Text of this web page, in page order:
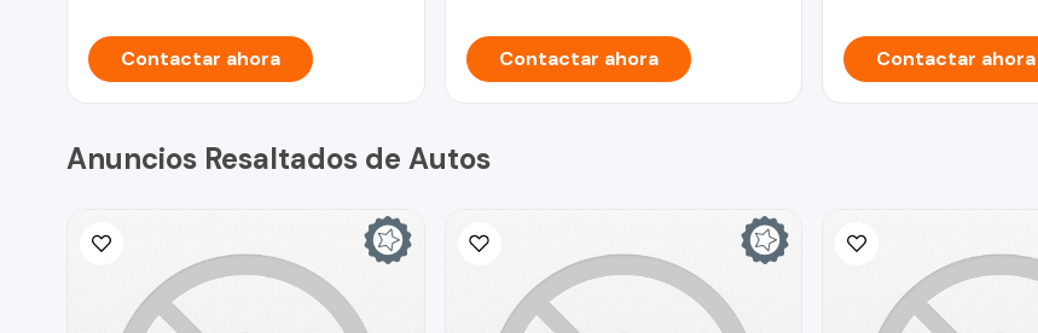
Contactar ahora Contactar ahora Contactar ahora
Anuncios Resaltados de Autos